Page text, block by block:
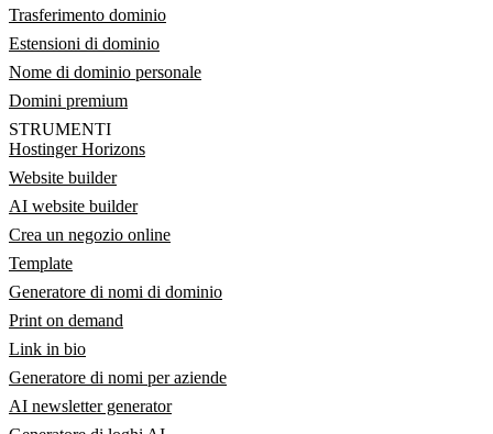
Trasferimento dominio
Estensioni di dominio
Nome di dominio personale
Domini premium
STRUMENTI
Hostinger Horizons
Website builder
AI website builder
Crea un negozio online
Template
Generatore di nomi di dominio
Print on demand
Link in bio
Generatore di nomi per aziende
AI newsletter generator